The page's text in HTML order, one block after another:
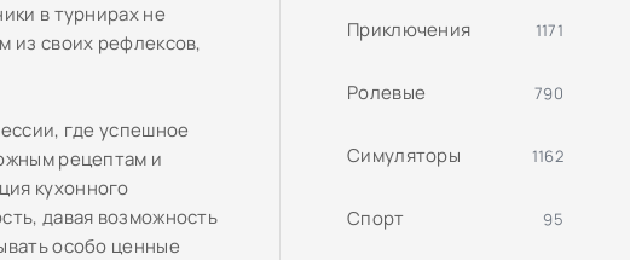
в турнирах не
из своих рефлексов,
где успешное
рецептам и
кухонного
давая возможность
особо ценные
Приключения 1171
Ролевые 790
Симуляторы 1162
Спорт 95